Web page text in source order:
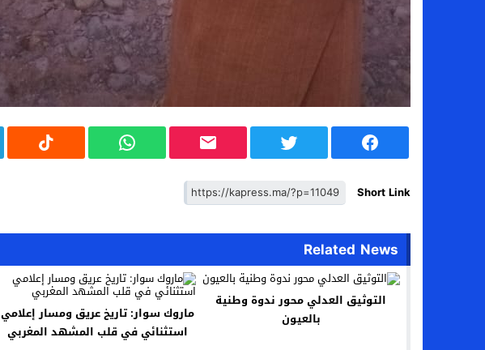
Short Link
Related News
التوثيق العدلي محور ندوة وطنية
بالعيون
ماروك سوار: تاريخ عريق ومسار إعلامي
استثنائي في قلب المشهد المغربي